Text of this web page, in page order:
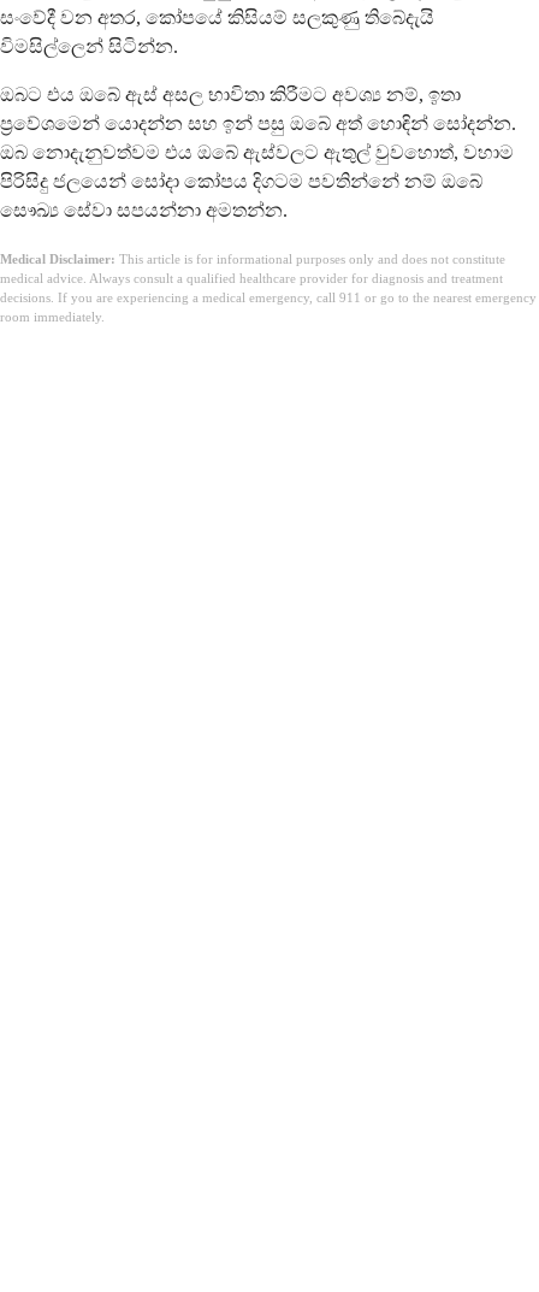
සංවේදී වන අතර, කෝපයේ කිසියම් සලකුණු තිබේදැයි
විමසිල්ලෙන් සිටින්න.
ඔබට එය ඔබේ ඇස් අසල භාවිතා කිරීමට අවශ්‍ය නම්, ඉතා
ප්‍රවේශමෙන් යොදන්න සහ ඉන් පසු ඔබේ අත් හොඳින් සෝදන්න.
ඔබ නොදැනුවත්වම එය ඔබේ ඇස්වලට ඇතුල් වුවහොත්, වහාම
පිරිසිදු ජලයෙන් සෝදා කෝපය දිගටම පවතින්නේ නම් ඔබේ
සෞඛ්‍ය සේවා සපයන්නා අමතන්න.
Medical Disclaimer: This article is for informational purposes only and does not constitute
medical advice. Always consult a qualified healthcare provider for diagnosis and treatment
decisions. If you are experiencing a medical emergency, call 911 or go to the nearest emergency
room immediately.